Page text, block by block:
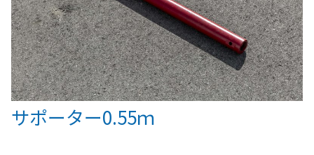
サポーター0.55ｍ